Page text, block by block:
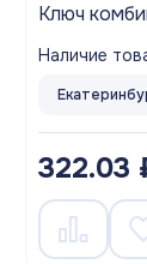
Ключ
Наличие
322.03